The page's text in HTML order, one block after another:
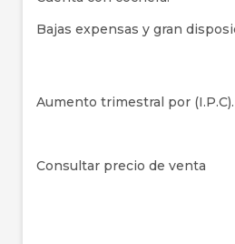
Bajas expensas y gran
Aumento trimestral por (I.P.C).
Consultar precio de venta